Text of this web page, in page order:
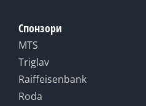
Спонзори
MTS
Triglav
Raiffeisenbank
Roda